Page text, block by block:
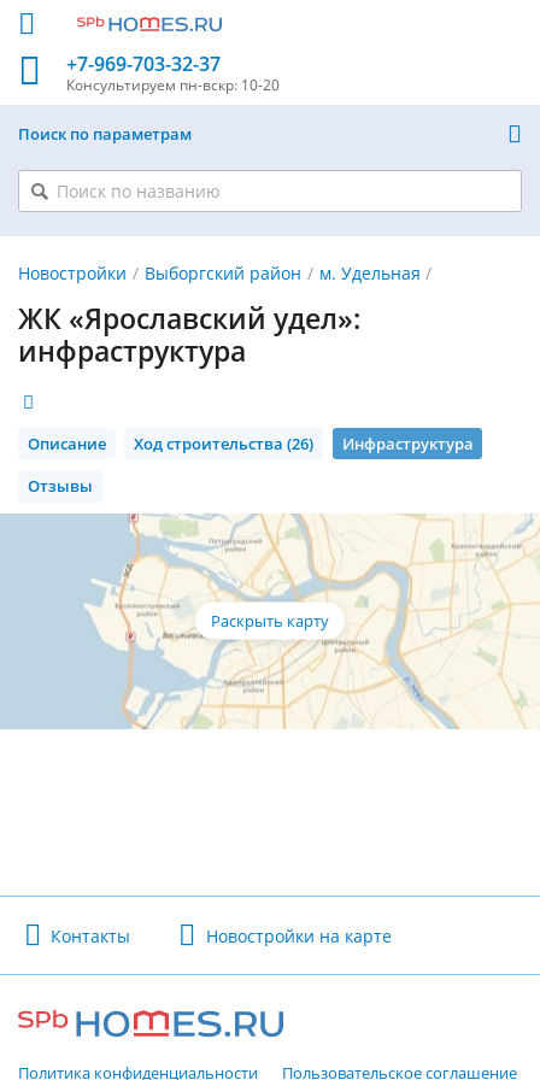
+7-969-703-32-37
Консультируем пн-вскр: 10-20
Поиск по параметрам
Новостройки Выборгский район м. Удельная
ЖК «Ярославский удел»:
инфраструктура
Описание Ход строительства (26)
Инфраструктура
Отзывы
Контакты Новостройки на карте
Политика конфиденциальности Пользовательское соглашение